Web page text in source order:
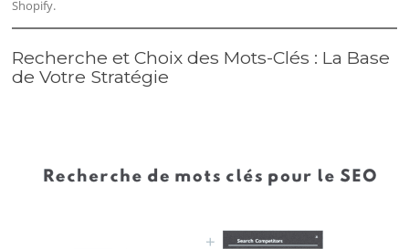
Shopify.
Recherche et Choix des Mots-Clés : La Base
de Votre Stratégie